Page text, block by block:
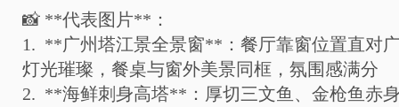
📸 **代表图片** ：
1. **广州塔江景全景窗** ：餐厅靠窗位置直对
灯光璀璨，餐桌与窗外美景同框，氛围感满分
2. **海鲜刺身高塔** ：厚切三文鱼、金枪鱼赤